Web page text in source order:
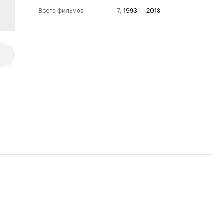
Всего фильмов
7, 1993— 2018